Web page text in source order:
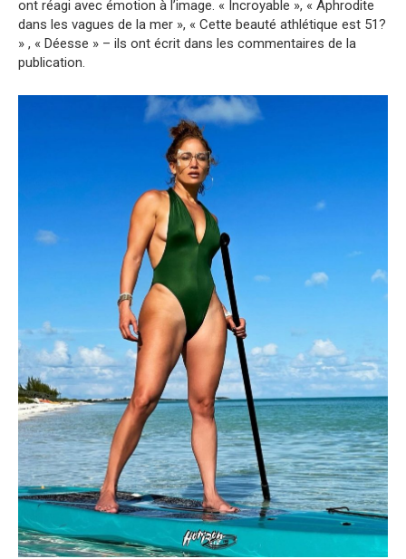
ont réagi avec émotion à l’image. « Incroyable », « Aphrodite
dans les vagues de la mer », « Cette beauté athlétique est 51?
» , « Déesse » – ils ont écrit dans les commentaires de la
publication.